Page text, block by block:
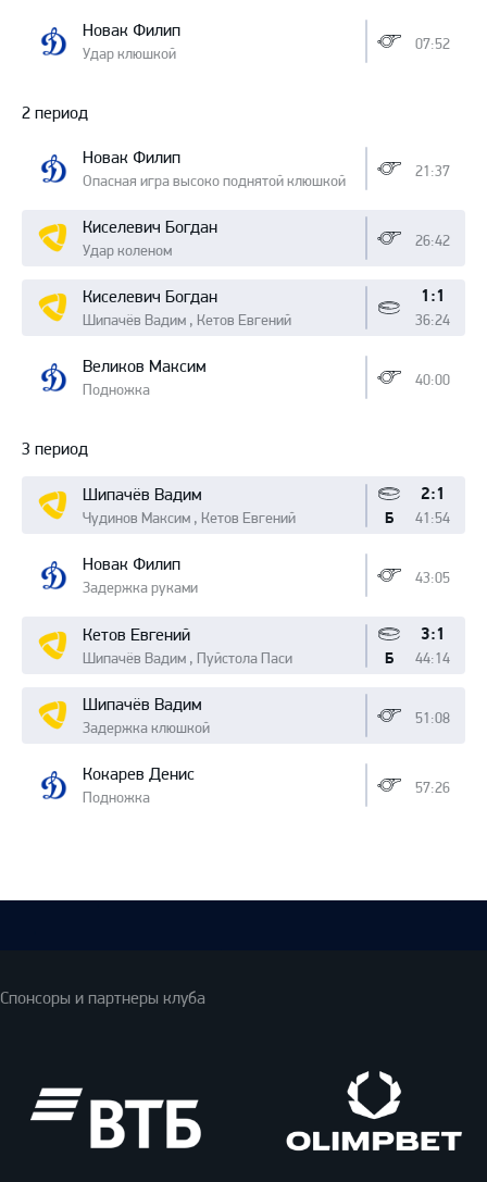
Новак Филип
Удар клюшкой
07:52
2 период
Новак Филип
Опасная игра высоко поднятой клюшкой
21:37
Киселевич Богдан
Удар коленом
26:42
Киселевич Богдан
Шипачёв Вадим , Кетов Евгений
1:1
36:24
Великов Максим
Подножка
40:00
3 период
Шипачёв Вадим
Чудинов Максим , Кетов Евгений
2:1
41:54
Б
Новак Филип
Задержка руками
43:05
Кетов Евгений
Шипачёв Вадим , Пуйстола Паси
3:1
44:14
Б
Шипачёв Вадим
Задержка клюшкой
51:08
Кокарев Денис
Подножка
57:26
Спонсоры и партнеры клуба